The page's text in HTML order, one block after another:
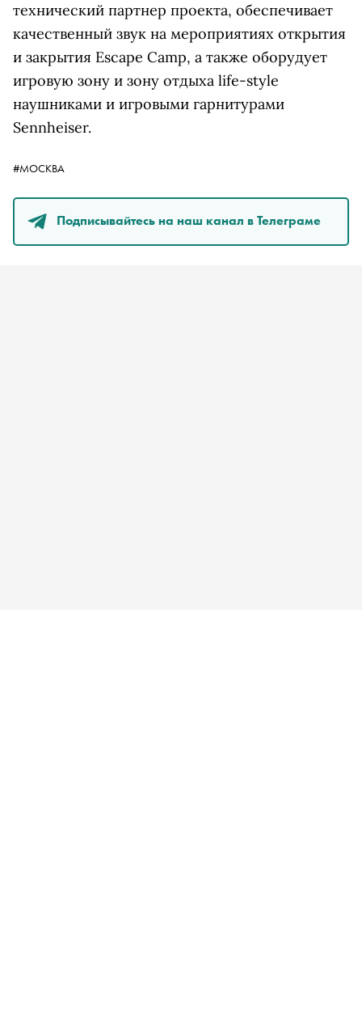
технический партнер проекта, обеспечивает
качественный звук на мероприятиях открытия
и закрытия Escape Camp, а также оборудует
игровую зону и зону отдыха life-style
наушниками и игровыми гарнитурами
Sennheiser.
#МОСКВА
Подписывайтесь на наш канал в Телеграме